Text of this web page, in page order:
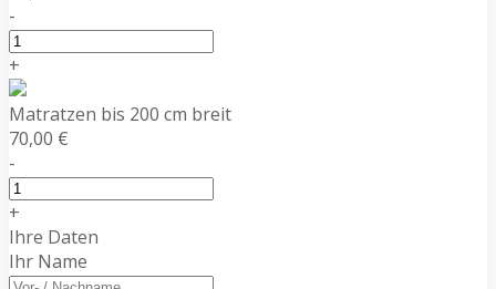
-
+
Matratzen bis 200 cm breit
70,00 €
-
+
Ihre Daten
Ihr Name